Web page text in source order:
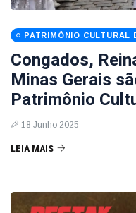
PATRIMÔNIO CULTURAL
Congados,
Minas Gerais
Patrimônio
18 Junho 2025
LEIA MAIS